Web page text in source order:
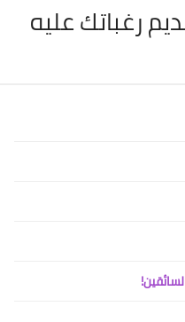
رغباتك عليه